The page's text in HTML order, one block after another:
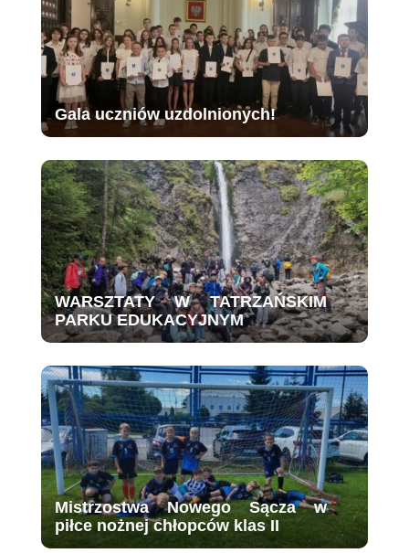
Gala uczniów uzdolnionych!
WARSZTATY W TATRZAŃSKIM
PARKU EDUKACYJNYM
Mistrzostwa Nowego Sącza w
piłce nożnej chłopców klas II